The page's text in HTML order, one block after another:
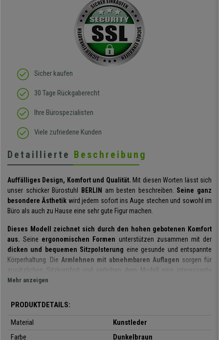
Sicher kaufen
30 Tage Rückgaberecht
Ihre Bürospezialisten
Viele zufriedene Kunden
Detaillierte Beschreibung
Auffälliges Design, Komfort und Qualität. Mit diesen Worten lässt sich
unser schicker Bürostuhl
BERLIN am besten beschreiben. Seine ganz
besondere Ästhetik wird jedem sofort ins Auge stechen und sowohl im
Büro als auch zu Hause eine sehr gute Figur machen.
Dieses Modell zeichnet sich durch den hohen gebotenen Komfort
aus. Seine ergonomischen Formen unterstützen zusammen mit der
dicken und bequemen Sitzpolsterung eine gesunde und entspannte
Körperhaltung. Die Armlehnen mit abnehmbaren Auflagen sorgen für
zusätzlichen Sitzkomfort und verleihen dem Modell eine interessante
ästhetische Note.
seingepflegtes und elegantes Design
Verarbeitungen und den exklusiven Details, wie etwa die Ziernähte,
Mehr anzeigen
PRODUKTDETAILS:
Material
Kunstleder
Farbe
Dunkelbraun